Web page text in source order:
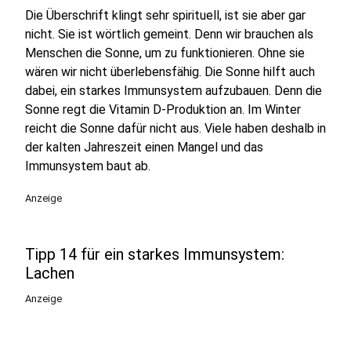
Die Überschrift klingt sehr spirituell, ist sie aber gar
nicht. Sie ist wörtlich gemeint. Denn wir brauchen als
Menschen die Sonne, um zu funktionieren. Ohne sie
wären wir nicht überlebensfähig. Die Sonne hilft auch
dabei, ein starkes Immunsystem aufzubauen. Denn die
Sonne regt die Vitamin D-Produktion an. Im Winter
reicht die Sonne dafür nicht aus. Viele haben deshalb in
der kalten Jahreszeit einen Mangel und das
Immunsystem baut ab.
Anzeige
Tipp 14 für ein starkes Immunsystem:
Lachen
Anzeige